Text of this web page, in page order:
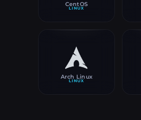
CentOS
LINUX
Arch Linux
LINUX